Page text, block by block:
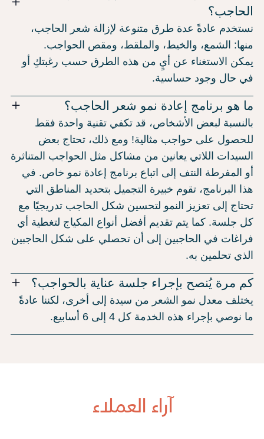
الحاجب؟
نستخدم عادةً عدة طرق متنوعة لإزالة شعر الحاجب،
منها: الشمع، والخيط، والملقط، ومقص الحواجب.
يمكن الاستغناء عن أيٍ من هذه الطرق حسب رغبتكِ أو
في حال وجود حساسية.
ما هو برنامج إعادة نمو شعر الحاجب؟
بالنسبة لبعض الأشخاص، قد تكفي تقنية واحدة فقط
للحصول على حواجب مثالية! ومع ذلك، تحتاج بعض
السيدات اللاتي يعانين من مشاكل مثل الحواجب المتناثرة
أو المفرطة النتف إلى اتباع برنامج إعادة نمو خاص. في
هذا البرنامج، تقوم خبيرة التجميل بتحديد المناطق التي
تحتاج إلى تعزيز النمو لتحسين شكل الحاجب تدريجيًا مع
كل جلسة. كما يتم تقديم أفضل أنواع المكياج لتغطية أي
فراغات في الحاجبين إلى أن تحصلي على شكل الحاجبين
الذي تحلمين به.
كم مرة يُنصح بإجراء جلسة عناية بالحواجب؟
يختلف معدل نمو الشعر من سيدة إلى أخرى، لكننا عادةً
ما نوصي بإجراء هذه الخدمة كل 4 إلى 6 أسابيع.
آراء العملاء